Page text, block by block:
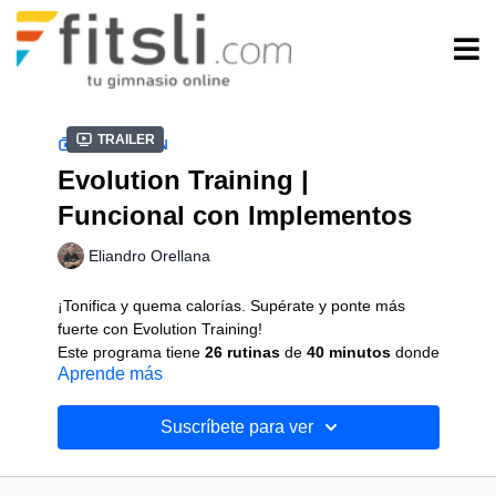
Trailer
COLECCIÓN
Evolution Training |
Funcional con Implementos
Eliandro Orellana
¡Tonifica y quema calorías. Supérate y ponte más
fuerte con Evolution Training!
Este programa tiene 26 rutinas de 40 minutos donde
podrás aumentar tu fuerza, resistencia, velocidad,
estiramiento y movilidad.
¿Cómo son los entrenamientos?
Las clases de Evolution Training son de
Aprende más
Suscríbete para ver